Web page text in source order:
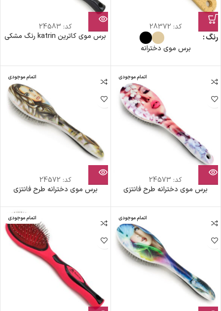
کد: 28372
رنگ
برس موی دخترانه
کد: 24583
برس موی کاترین katrin رنگ مشکی
اتمام موجودی
کد: 24573
برس موی دخترانه طرح فانتزی
اتمام موجودی
کد: 24572
برس موی دخترانه طرح فانتزی
اتمام موجودی اتمام موجودی